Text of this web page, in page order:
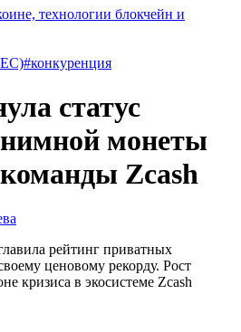
технологии блокчейн и
#конкуренция
статус
монеты
Zcash
рейтинг приватных
ценовому рекорду. Рост
кризиса в экосистеме Zcash